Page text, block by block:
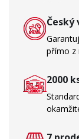
Český
přímo z
2000